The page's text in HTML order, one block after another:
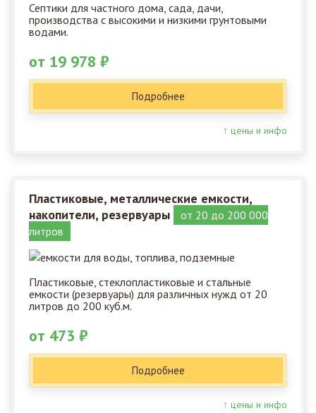
Септики для частного дома, сада, дачи,
производства с высокими и низкими грунтовыми
водами.
от 19 978 ₽
Подробнее
↑ цены и инфо
Пластиковые, металлические емкости,
накопители, резервуары
от 20 до 200 000
литров
Пластиковые, стеклопластиковые и стальные
емкости (резервуары) для различных нужд от 20
литров до 200 куб.м.
от 473 ₽
Подробнее
↑ цены и инфо